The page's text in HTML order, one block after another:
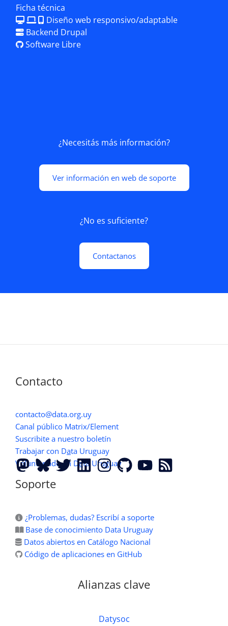
Ficha técnica
Diseño web responsivo/adaptable
Backend Drupal
Software Libre
¿Necesitás más información?
Ver información en web de soporte
¿No es suficiente?
Contactanos
Contacto
contacto@data.org.uy
Canal público Matrix/Element
Suscribite a nuestro boletín
Trabajar con Data Uruguay
Voluntariado en Data Uruguay
Soporte
¿Problemas, dudas? Escribí a soporte
Base de conocimiento Data Uruguay
Datos abiertos en Catálogo Nacional
Código de aplicaciones en GitHub
Alianzas clave
Datysoc